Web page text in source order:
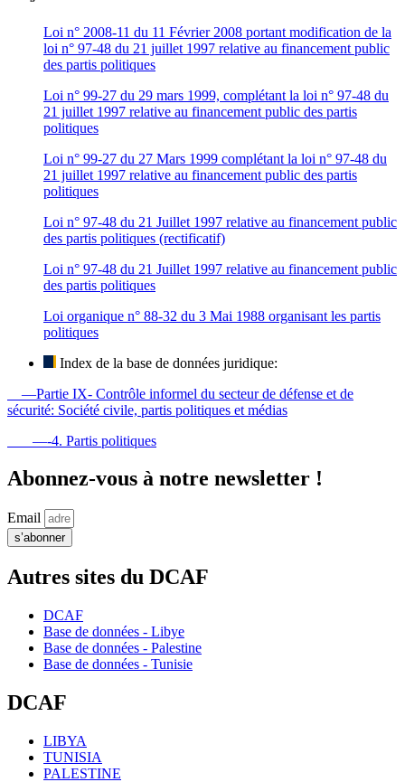
Loi n° 2008-11 du 11 Février 2008 portant modification de la
loi n° 97-48 du 21 juillet 1997 relative au financement public
des partis politiques
Loi n° 99-27 du 29 mars 1999, complétant la loi n° 97-48 du
21 juillet 1997 relative au financement public des partis
politiques
Loi n° 99-27 du 27 Mars 1999 complétant la loi n° 97-48 du
21 juillet 1997 relative au financement public des partis
politiques
Loi n° 97-48 du 21 Juillet 1997 relative au financement public
des partis politiques (rectificatif)
Loi n° 97-48 du 21 Juillet 1997 relative au financement public
des partis politiques
Loi organique n° 88-32 du 3 Mai 1988 organisant les partis
politiques
Index de la base de données juridique:
—Partie IX- Contrôle informel du secteur de défense et de
sécurité: Société civile, partis politiques et médias
—-4. Partis politiques
Abonnez-vous à notre newsletter !
Email
s’abonner
Autres sites du DCAF
DCAF
Base de données - Libye
Base de données - Palestine
Base de données - Tunisie
DCAF
LIBYA
TUNISIA
PALESTINE